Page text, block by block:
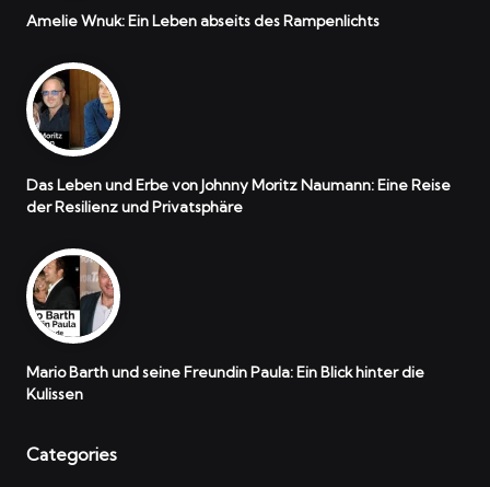
Amelie Wnuk: Ein Leben abseits des Rampenlichts
Das Leben und Erbe von Johnny Moritz Naumann: Eine Reise
der Resilienz und Privatsphäre
Mario Barth und seine Freundin Paula: Ein Blick hinter die
Kulissen
Categories